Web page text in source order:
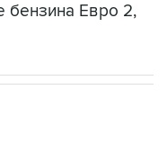
бензина Евро 2,